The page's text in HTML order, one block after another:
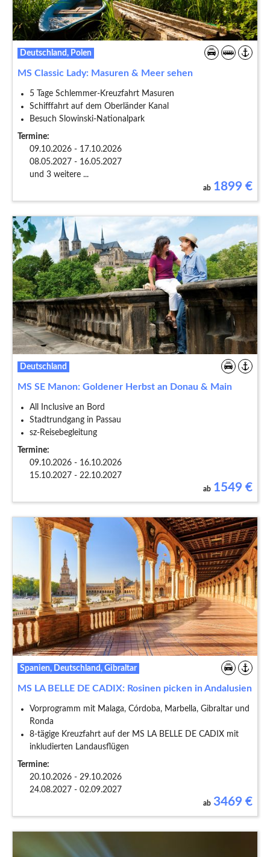
Deutschland, Polen
MS Classic Lady: Masuren & Meer sehen
5 Tage Schlemmer-Kreuzfahrt Masuren
Schifffahrt auf dem Oberländer Kanal
Besuch Slowinski-Nationalpark
Termine:
09.10.2026 - 17.10.2026
08.05.2027 - 16.05.2027
und 3 weitere ...
ab 1899 €
Deutschland
MS SE Manon: Goldener Herbst an Donau & Main
All Inclusive an Bord
Stadtrundgang in Passau
sz-Reisebegleitung
Termine:
09.10.2026 - 16.10.2026
15.10.2027 - 22.10.2027
ab 1549 €
Spanien, Deutschland, Gibraltar
MS LA BELLE DE CADIX: Rosinen picken in Andalusien
Vorprogramm mit Malaga, Córdoba, Marbella, Gibraltar und
Ronda
8-tägige Kreuzfahrt auf der MS LA BELLE DE CADIX mit
inkludierten Landausflügen
Termine:
20.10.2026 - 29.10.2026
24.08.2027 - 02.09.2027
ab 3469 €